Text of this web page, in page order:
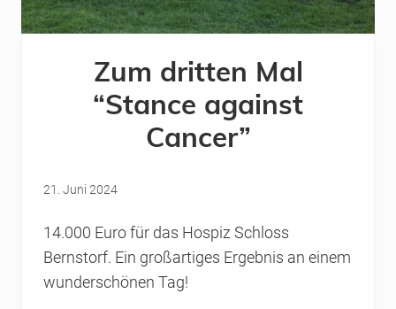
Zum dritten Mal
“Stance against
Cancer”
21. Juni 2024
14.000 Euro für das Hospiz Schloss
Bernstorf. Ein großartiges Ergebnis an einem
wunderschönen Tag!